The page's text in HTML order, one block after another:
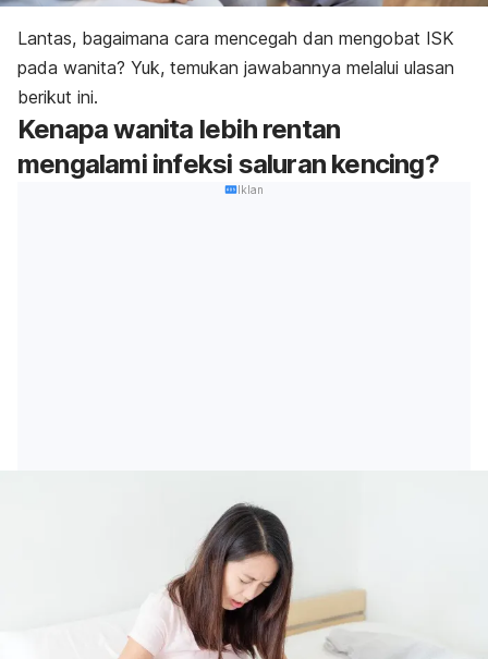
Lantas, bagaimana cara mencegah dan mengobat ISK
pada wanita? Yuk, temukan jawabannya melalui ulasan
berikut ini.
Kenapa wanita lebih rentan
mengalami infeksi saluran kencing?
Iklan